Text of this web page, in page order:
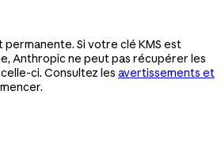
permanente. Si votre clé KMS est
Anthropic ne peut pas récupérer les
ci. Consultez les avertissements et